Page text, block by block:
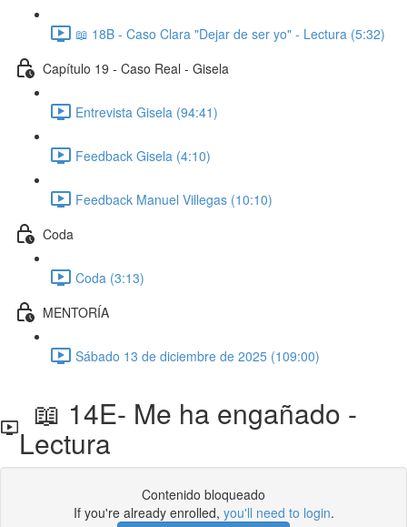
📖 18B - Caso Clara "Dejar de ser yo" - Lectura (5:32)
Capítulo 19 - Caso Real - Gisela
Entrevista Gisela (94:41)
Feedback Gisela (4:10)
Feedback Manuel Villegas (10:10)
Coda
Coda (3:13)
MENTORÍA
Sábado 13 de diciembre de 2025 (109:00)
📖 14E- Me ha engañado -
Lectura
Contenido bloqueado
If you're already enrolled, you'll need to login.